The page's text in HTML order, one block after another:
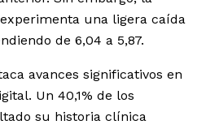
una ligera caída
de 6,04 a 5,87.
avances significativos en
Un 40,1% de los
su historia clínica